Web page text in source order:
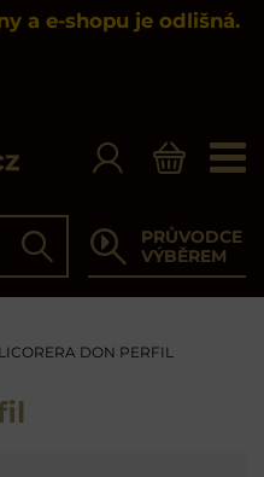
a e-shopu je odlišná.
Hledat
PRŮVODCE
VÝBĚREM
LICORERA DON PERFIL